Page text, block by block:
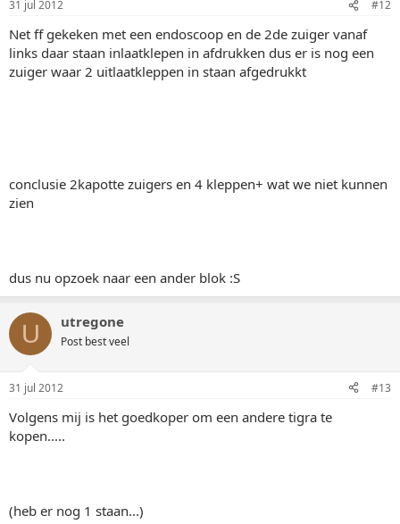
31 jul 2012 #12
Net ff gekeken met een endoscoop en de 2de zuiger vanaf
links daar staan inlaatklepen in afdrukken dus er is nog een
zuiger waar 2 uitlaatkleppen in staan afgedrukkt
conclusie 2kapotte zuigers en 4 kleppen+ wat we niet kunnen
zien
dus nu opzoek naar een ander blok :S
U utregone
Post best veel
31 jul 2012 #13
Volgens mij is het goedkoper om een andere tigra te
kopen.....
(heb er nog 1 staan...)